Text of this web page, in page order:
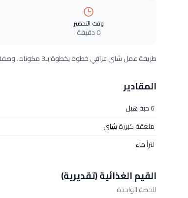
وقت التحضير
0 دقيقة
طريقة عمل شاي عراقي خطوة بخطوة بـ3 مكونات. وصفة سهلة ومجرّبة من مطبخ دلوقتي تكفي 6 أفراد، بمقادير دقيقة وخطوات واضحة.
المقادير
6 حبة
هيل
ملعقة كبيرةشاي
لتراًماء
القيم الغذائية (تقديرية)
للحصة الواحدة